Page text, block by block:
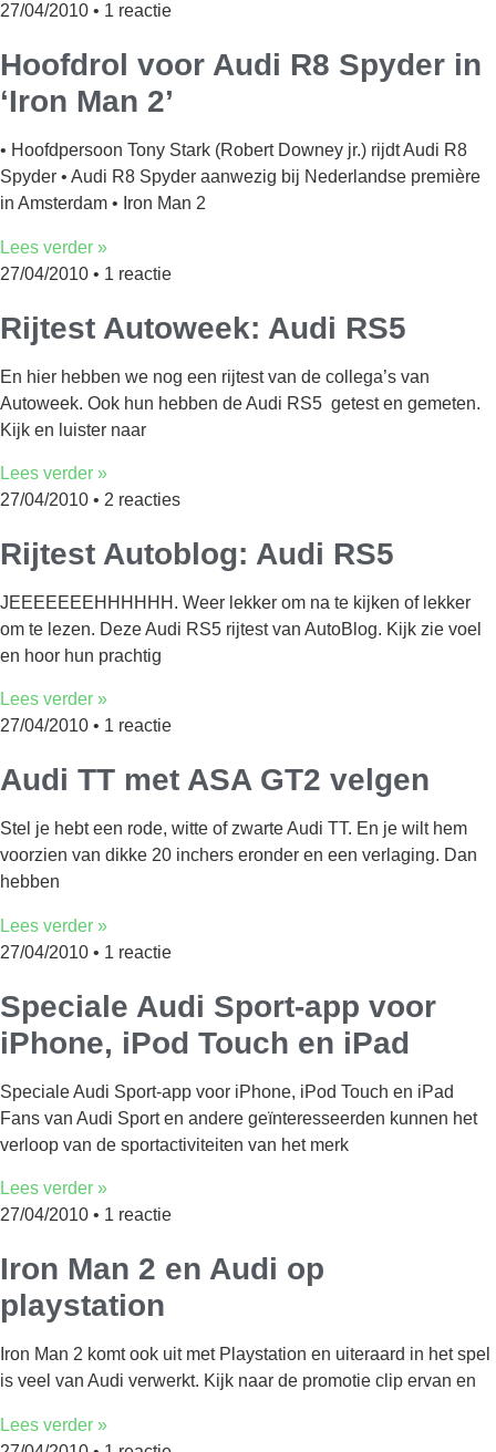
27/04/2010
1 reactie
Hoofdrol voor Audi R8 Spyder in
‘Iron Man 2’
• Hoofdpersoon Tony Stark (Robert Downey jr.) rijdt Audi R8
Spyder • Audi R8 Spyder aanwezig bij Nederlandse première
in Amsterdam • Iron Man 2
Lees verder »
27/04/2010
1 reactie
Rijtest Autoweek: Audi RS5
En hier hebben we nog een rijtest van de collega’s van
Autoweek. Ook hun hebben de Audi RS5 getest en gemeten.
Kijk en luister naar
Lees verder »
27/04/2010
2 reacties
Rijtest Autoblog: Audi RS5
JEEEEEEEHHHHHH. Weer lekker om na te kijken of lekker
om te lezen. Deze Audi RS5 rijtest van AutoBlog. Kijk zie voel
en hoor hun prachtig
Lees verder »
27/04/2010
1 reactie
Audi TT met ASA GT2 velgen
Stel je hebt een rode, witte of zwarte Audi TT. En je wilt hem
voorzien van dikke 20 inchers eronder en een verlaging. Dan
hebben
Lees verder »
27/04/2010
1 reactie
Speciale Audi Sport-app voor
iPhone, iPod Touch en iPad
Speciale Audi Sport-app voor iPhone, iPod Touch en iPad
Fans van Audi Sport en andere geïnteresseerden kunnen het
verloop van de sportactiviteiten van het merk
Lees verder »
27/04/2010
1 reactie
Iron Man 2 en Audi op
playstation
Iron Man 2 komt ook uit met Playstation en uiteraard in het spel
is veel van Audi verwerkt. Kijk naar de promotie clip ervan en
Lees verder »